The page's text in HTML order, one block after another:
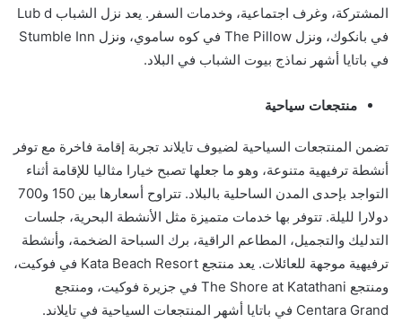
المشتركة، وغرف اجتماعية، وخدمات السفر. يعد نزل الشباب Lub d
في بانكوك، ونزل The Pillow في كوه ساموي، ونزل Stumble Inn
في باتايا أشهر نماذج بيوت الشباب في البلاد.
منتجعات سياحية
تضمن المنتجعات السياحية لضيوف تايلاند تجربة إقامة فاخرة مع توفر
أنشطة ترفيهية متنوعة، وهو ما جعلها تصبح خيارا مثاليا للإقامة أثناء
التواجد بإحدى المدن الساحلية بالبلاد. تتراوح أسعارها بين 150 و700
دولارا لليلة. تتوفر بها خدمات متميزة مثل الأنشطة البحرية، جلسات
التدليك والتجميل، المطاعم الراقية، برك السباحة الضخمة، وأنشطة
ترفيهية موجهة للعائلات. يعد منتجع Kata Beach Resort في فوكيت،
ومنتجع The Shore at Katathani في جزيرة فوكيت، ومنتجع
Centara Grand في باتايا أشهر المنتجعات السياحية في تايلاند.